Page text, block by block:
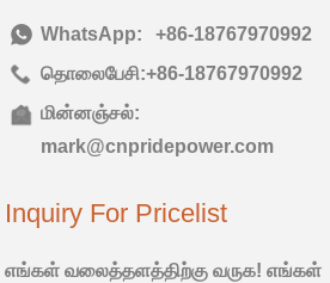
டெல்:+86-18767970992
தொலைபேசி:+86-18767970992
மின்னஞ்சல்:
mark@cnpridepower.com
Inquiry For Pricelist
எங்கள் வலைத்தளத்திற்கு வருக! எங்கள்